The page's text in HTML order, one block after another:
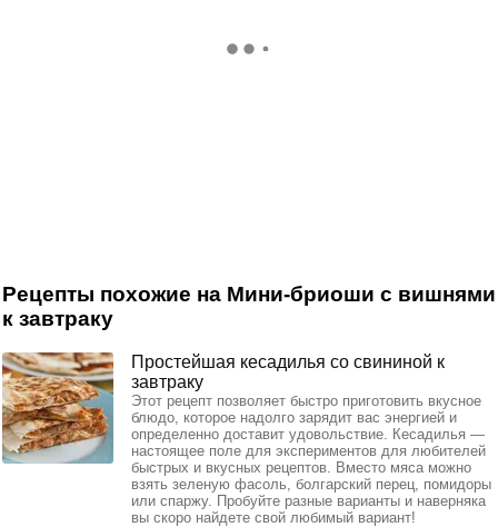
Рецепты похожие на Мини-бриоши с вишнями
к завтраку
Простейшая кесадилья со свининой к
завтраку
Этот рецепт позволяет быстро приготовить вкусное
блюдо, которое надолго зарядит вас энергией и
определенно доставит удовольствие. Кесадилья —
настоящее поле для экспериментов для любителей
быстрых и вкусных рецептов. Вместо мяса можно
взять зеленую фасоль, болгарский перец, помидоры
или спаржу. Пробуйте разные варианты и наверняка
вы скоро найдете свой любимый вариант!